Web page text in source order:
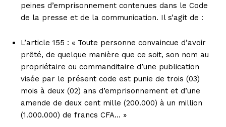
peines d’emprisonnement contenues dans le Code
de la presse et de la communication. Il s’agit de :
L’article 155 : « Toute personne convaincue d’avoir
prêté, de quelque manière que ce soit, son nom au
propriétaire ou commanditaire d’une publication
visée par le présent code est punie de trois (03)
mois à deux (02) ans d’emprisonnement et d’une
amende de deux cent mille (200.000) à un million
(1.000.000) de francs CFA… »